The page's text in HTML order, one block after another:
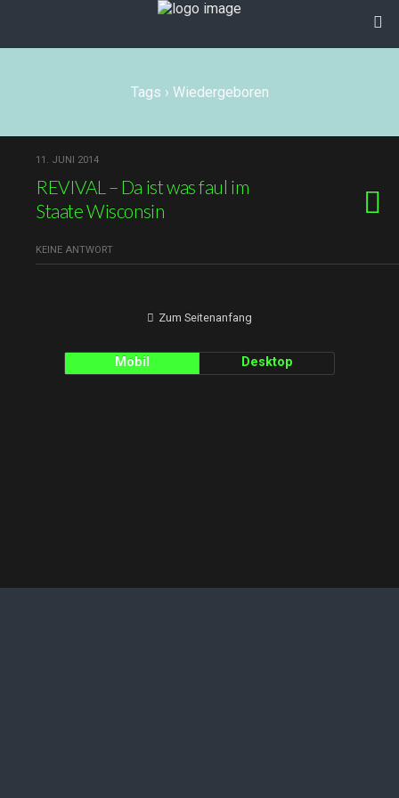
Tags › Wiedergeboren
11. JUNI 2014
REVIVAL – Da ist was faul im
Staate Wisconsin
KEINE ANTWORT
Zum Seitenanfang
Mobil Desktop